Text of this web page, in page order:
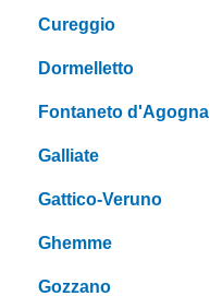
Cureggio
Dormelletto
Fontaneto d'Agogna
Galliate
Gattico-Veruno
Ghemme
Gozzano